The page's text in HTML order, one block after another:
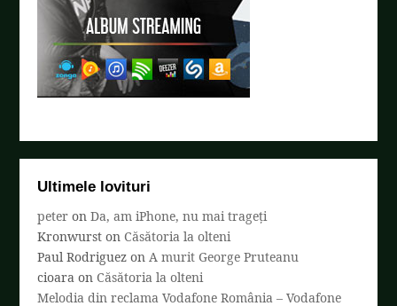
Ultimele lovituri
peter onDa, am iPhone, nu mai trageți
Kronwurst onCăsătoria la olteni
Paul Rodriguez onA murit George Pruteanu
cioara onCăsătoria la olteni
Melodia din reclama Vodafone România – Vodafone